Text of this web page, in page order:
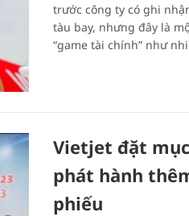
trước công ty có ghi
tàu bay, nhưng đây là
“game tài chính” như
Vietjet đặt
phát hành
phiếu